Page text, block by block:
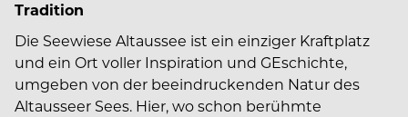
Tradition
Die Seewiese Altaussee ist ein einziger Kraftplatz
und ein Ort voller Inspiration und GEschichte,
umgeben von der beeindruckenden Natur des
Altausseer Sees. Hier, wo schon berühmte